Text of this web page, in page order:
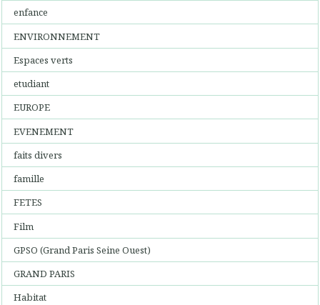
enfance
ENVIRONNEMENT
Espaces verts
etudiant
EUROPE
EVENEMENT
faits divers
famille
FETES
Film
GPSO (Grand Paris Seine Ouest)
GRAND PARIS
Habitat